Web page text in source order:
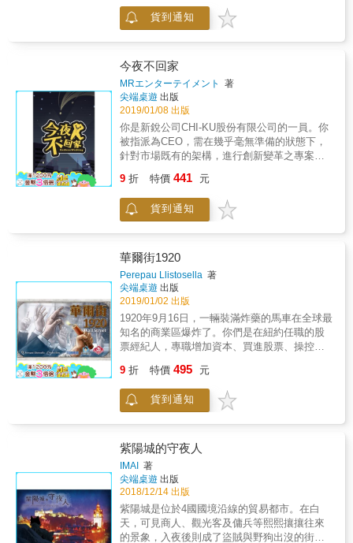
有300道趣味遊戲，使讀者的思考和智力能全方
位提升。 每個遊戲都附上答案和解題思路，令
人知其然，更知其所以然。 這些遊戲並不需要
複雜的道具或儀器，也不需要繁瑣的準備，只
需要你動動腦筋、擦亮眼睛，就能在生動有趣
的謎題中突破思考盲點，打破思維定式，激發
大腦潛能；更能進一步培養立體的空間想像能
力、敏銳的觀察能力、高速計算的能力、敏捷
的邏輯思維能力、嚴謹的推理分析能力，讓人
將這些能力融會貫通，越玩越聰明！ 提升邏輯
思考、計算數讀、空間想像、綜合觀察能力，
從遊戲中玩出頂尖智慧， 讓頭腦一天比一天更
靈活，成為腦力激盪的大贏家！ 本書特色 ★★
題目類型多樣化，全方位刺激大腦 本書中精選
300道拓展思維的智力遊戲題，集科學性、遊戲
題型。能夠全方位提升觀察力、分析力、邏輯
力、推理力、判斷力、想像力、創造力、記憶
力以及思考力，充分發掘大腦潛力，越玩越聰
明。 ★★四大主題循序漸進，越玩越有成就感
全書分為「多向思維」、「觀察訓練」、「圖
形」、「數字謎題」四大章節，由淺入深，幫
助讀者建立獨特的思考和演算能力，並且學會
全方位的觀察、多層次的深度剖析，訓練出有
條理的分析判讀能力。只需要仔細閱讀後，動
點，找出答案，保證讓人愛不釋手，越玩越有
成就感。 ★★題型老少咸宜，能啟發全家人腦
力的趣味闖關試題 書中蒐羅的試題適合各種年
齡層的人，更適合親子共讀，能夠充分啟發孩
子和青少年的智力發展，中老年人也能透過書
中試題的刺激，充分活化腦部細胞，拒絕記憶
力退化問題。不分男女老少，全家人都可以藉
由挑戰本書的題目，啟發多元智能，突破固有
的思維模式，提升智力，享受滿滿的趣味性。
★★圖文並茂，刺激觀察能力，增添解題樂趣
書中有多道觀察題型，搭配全彩圖片，能刺激
人數：2-8遊戲時間：10分鐘年齡：6+
貨到通知
今夜不回家
MRエンターテイメント
著
尖端桌遊 出版
2019/01/08 出版
你是新銳公司CHI-KU股份有限公司的一員。你
被指派為CEO，需在幾乎毫無準備的狀態下，
針對市場既有的架構，進行創新變革之專案企
時間緊急！請各位不斷思考各自的課題與問
題，並且在不斷嘗試後從錯誤中學習，努力依
照優先度來設立企劃。』 為了要使企劃如期進
預算內盡早讓專案成功完成。外盒大小：
18*11.5*3.2cm材質：紙重量：270公克遊戲人
數：2-6人遊戲時間：10分鐘年齡：9+
9 折 特價 441 元
貨到通知
華爾街1920
Perepau Llistosella 著
尖端桌遊 出版
2019/01/02 出版
1920年9月16日，一輛裝滿炸藥的馬車在全球最
知名的商業區爆炸了。你們是在紐約任職的股
票經紀人，專職增加資本、買進股票、操控市
18.5*11.5*3.7cm材質：紙、木頭重量：400公
克遊戲人數：2-5遊戲時間：45分鐘年齡：12+
9 折 特價 495 元
貨到通知
紫陽城的守夜人
IMAI 著
尖端桌遊 出版
2018/12/14 出版
紫陽城是位於4國國境沿線的貿易都市。在白
天，可見商人、觀光客及傭兵等熙熙攘攘往來
的景象，入夜後則成了盜賊與野狗出沒的街